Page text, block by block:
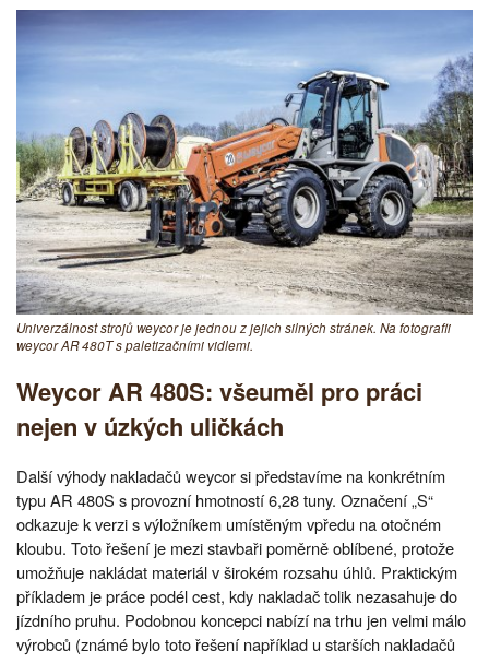
Univerzálnost strojů weycor je jednou z jejich silných stránek. Na fotografii
weycor AR 480T s paletizačními vidlemi.
Weycor AR 480S: všeuměl pro práci
nejen v úzkých uličkách
Další výhody nakladačů weycor si představíme na konkrétním
typu AR 480S s provozní hmotností 6,28 tuny. Označení „S“
odkazuje k verzi s výložníkem umístěným vpředu na otočném
kloubu. Toto řešení je mezi stavbaři poměrně oblíbené, protože
umožňuje nakládat materiál v širokém rozsahu úhlů. Praktickým
příkladem je práce podél cest, kdy nakladač tolik nezasahuje do
jízdního pruhu. Podobnou koncepci nabízí na trhu jen velmi málo
výrobců (známé bylo toto řešení například u starších nakladačů